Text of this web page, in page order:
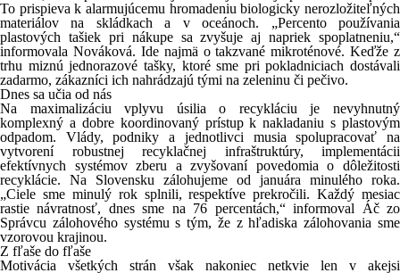
To prispieva k alarmujúcemu hromadeniu biologicky nerozložiteľných
materiálov na skládkach a v oceánoch. „Percento používania
plastových tašiek pri nákupe sa zvyšuje aj napriek spoplatneniu,“
informovala Nováková. Ide najmä o takzvané mikroténové. Keďže z
trhu miznú jednorazové tašky, ktoré sme pri pokladniciach dostávali
zadarmo, zákazníci ich nahrádzajú tými na zeleninu či pečivo.
Dnes sa učia od nás
Na maximalizáciu vplyvu úsilia o recykláciu je nevyhnutný
komplexný a dobre koordinovaný prístup k nakladaniu s plastovým
odpadom. Vlády, podniky a jednotlivci musia spolupracovať na
vytvorení robustnej recyklačnej infraštruktúry, implementácii
efektívnych systémov zberu a zvyšovaní povedomia o dôležitosti
recyklácie. Na Slovensku zálohujeme od januára minulého roka.
„Ciele sme minulý rok splnili, respektíve prekročili. Každý mesiac
rastie návratnosť, dnes sme na 76 percentách,“ informoval Áč zo
Správcu zálohového systému s tým, že z hľadiska zálohovania sme
vzorovou krajinou.
Z fľaše do fľaše
Motivácia všetkých strán však nakoniec netkvie len v akejsi